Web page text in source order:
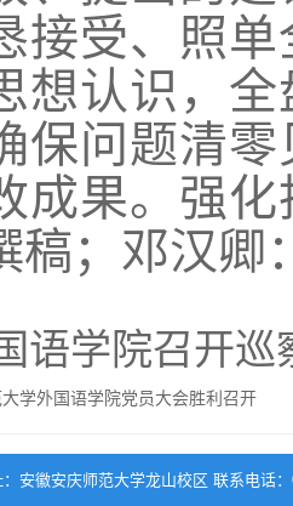
接受、照
想认识，
保问题清
成果。强
稿；邓汉卿
语学院召开
学外国语学院党员大会胜利召开
安徽安庆师范大学龙山校区 联系电话